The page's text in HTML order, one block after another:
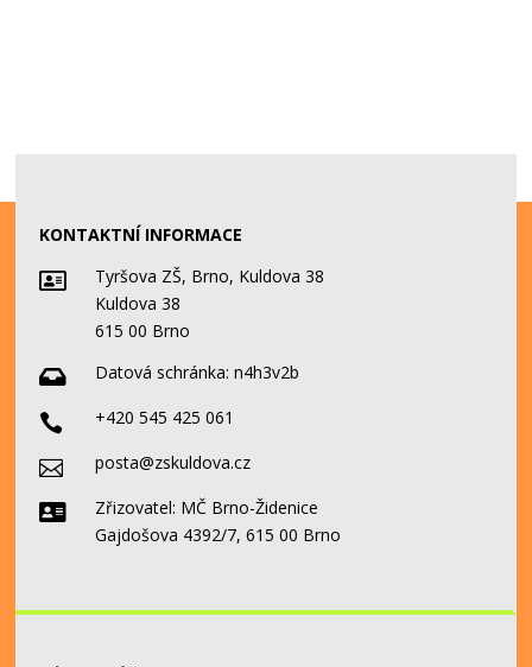
KONTAKTNÍ INFORMACE

Tyršova ZŠ, Brno, Kuldova 38
Kuldova 38
615 00 Brno
 Datová schránka:n4h3v2b
 +420 545 425 061
 posta@zskuldova.cz

Zřizovatel: MČ Brno-Židenice
Gajdošova 4392/7, 615 00 Brno